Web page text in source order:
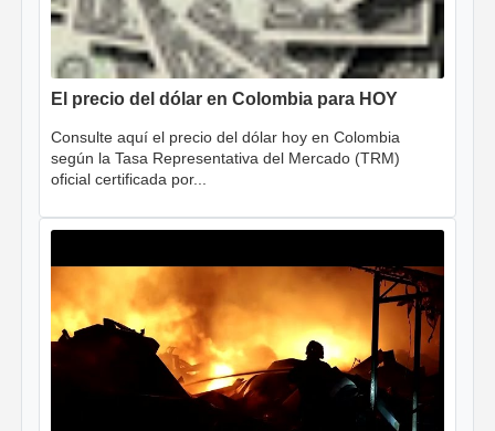
El precio del dólar en Colombia para HOY
Consulte aquí el precio del dólar hoy en Colombia
según la Tasa Representativa del Mercado (TRM)
oficial certificada por...